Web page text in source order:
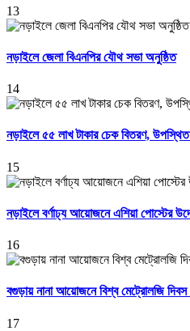
13
নড়াইলে জেলা বিএনপির যৌথ সভা অনুষ্ঠিত
14
নড়াইলে ৫৫ লাখ টাকার চেক বিতরণ,
15
নড়াইলে বর্ণাঢ্য আয়োজনে এশিয়া পোস্টের
16
বগুড়ায় নানা আয়োজনে বিশ্ব মেট্রোলজি দিবস
17